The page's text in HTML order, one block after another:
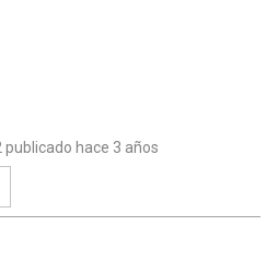
publicado hace 3 años